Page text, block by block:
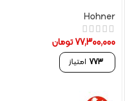
Hohner
77,300,000تومان
773 امتیاز